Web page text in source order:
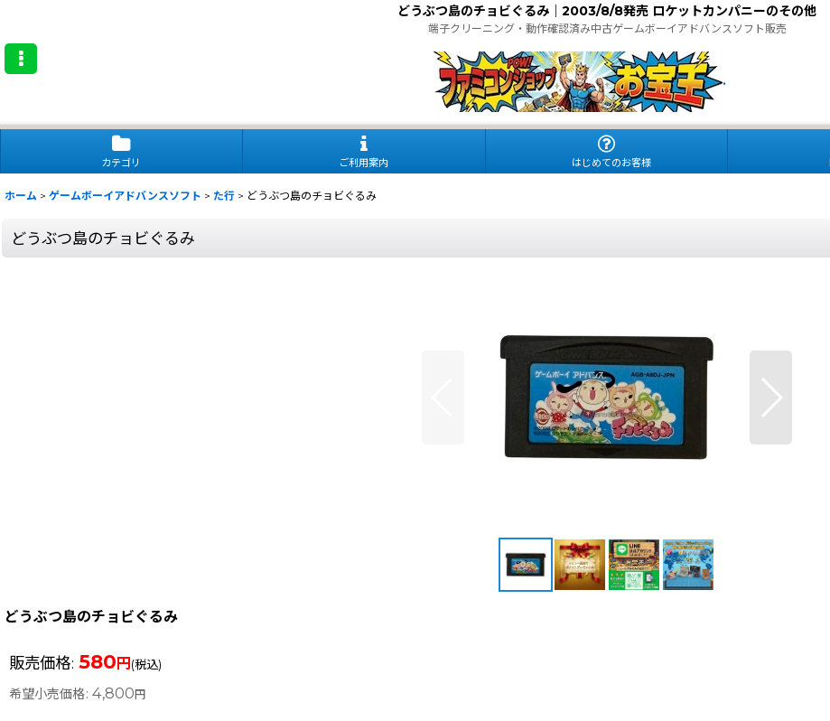
どうぶつ島のチョビぐるみ｜2003/8/8発売 ロケットカンパニーのその他
端子クリーニング・動作確認済み中古ゲームボーイアドバンスソフト販売
.
カテゴリ ご利用案内 はじめてのお客様
ホーム > ゲームボーイアドバンスソフト > た行 > どうぶつ島のチョビぐるみ
どうぶつ島のチョビぐるみ
どうぶつ島のチョビぐるみ
販売価格: 580 円 (税込)
希望小売価格: 4,800 円